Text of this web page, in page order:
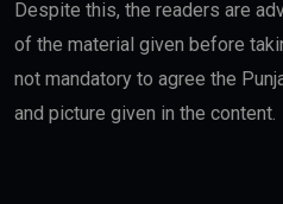
Despite this, the readers are
of the material given before
not mandatory to agree the
and picture given in the content.